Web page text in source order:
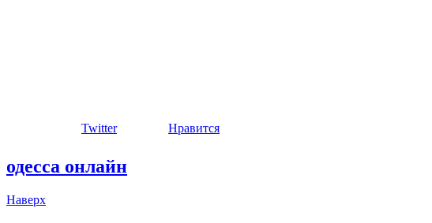
Twitter Нравится
одесса онлайн
Наверх